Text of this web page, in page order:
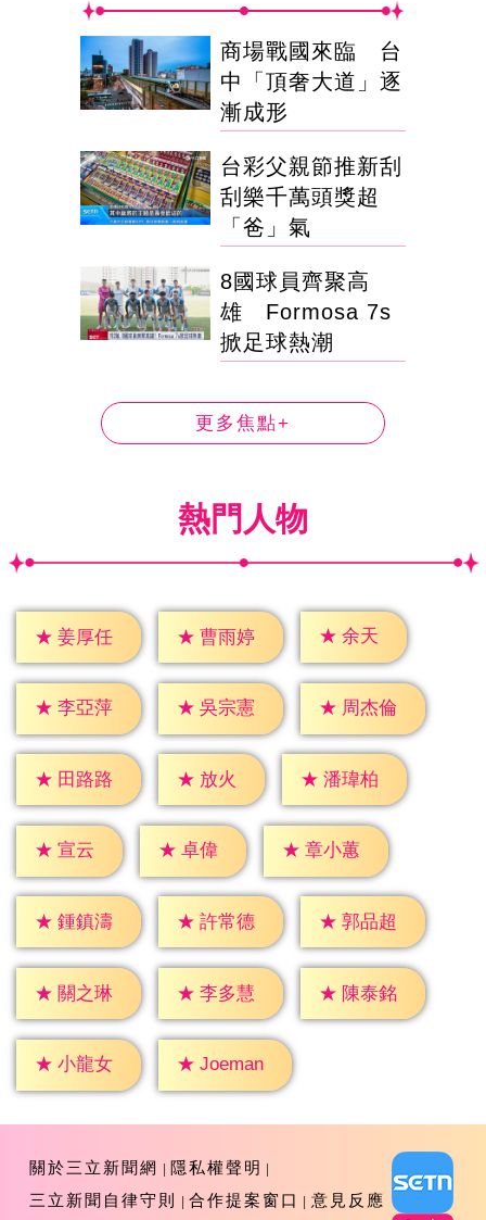
商場戰國來臨 台
中「頂奢大道」逐
漸成形
台彩父親節推新刮
刮樂千萬頭獎超
「爸」氣
8國球員齊聚高
雄 Formosa 7s
掀足球熱潮
更多焦點+
熱門人物
★ 姜厚任 ★ 曹雨婷 ★ 余天
★ 李亞萍 ★ 吳宗憲 ★ 周杰倫
★ 田路路 ★ 放火 ★ 潘瑋柏
★ 宣云 ★ 卓偉 ★ 章小蕙
★ 鍾鎮濤 ★ 許常德 ★ 郭品超
★ 關之琳 ★ 李多慧 ★ 陳泰銘
★ 小龍女 ★ Joeman
關於三立新聞網
隱私權聲明
三立新聞自律守則
合作提案窗口 意見反應